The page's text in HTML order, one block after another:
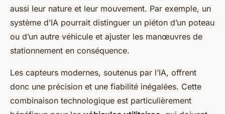
aussi leur nature et leur mouvement. Par exemple, un
système d’IA pourrait distinguer un piéton d’un poteau
ou d’un autre véhicule et ajuster les manœuvres de
stationnement en conséquence.
Les capteurs modernes, soutenus par l’IA, offrent
donc une précision et une fiabilité inégalées. Cette
combinaison technologique est particulièrement